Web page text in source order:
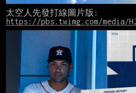
https://pbs.twimg.com/media/